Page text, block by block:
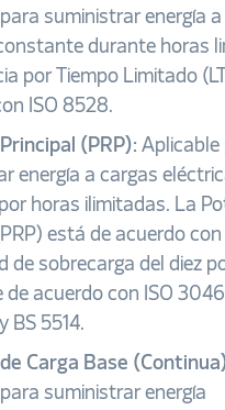
suministrar energía
durante horas
por Tiempo Limitado
ISO 8528.
(PRP): Aplicable
energía a cargas
horas ilimitadas. La
está de acuerdo
de sobrecarga del diez
de acuerdo con ISO
BS 5514.
Carga Base
suministrar energía